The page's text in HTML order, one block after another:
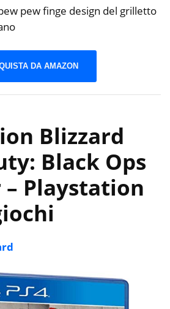
pew finge design del grilletto
DA AMAZON
Blizzard
Black Ops
– Playstation